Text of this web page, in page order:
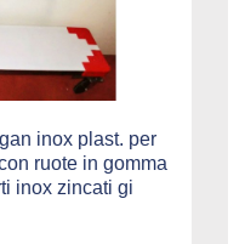
inox plast. per
ruote in gomma
inox zincati gi